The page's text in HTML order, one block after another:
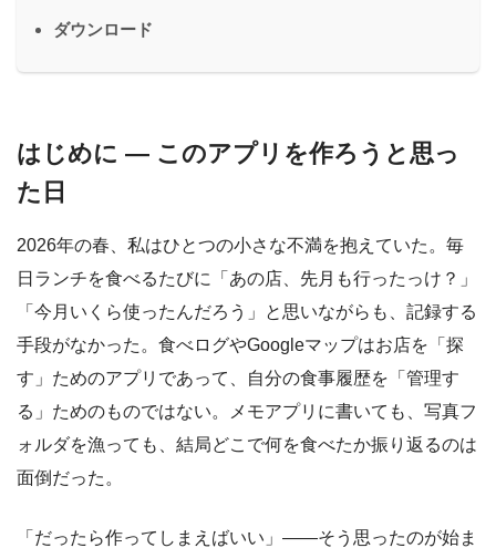
ダウンロード
はじめに — このアプリを作ろうと思っ
た日
2026年の春、私はひとつの小さな不満を抱えていた。毎
日ランチを食べるたびに「あの店、先月も行ったっけ？」
「今月いくら使ったんだろう」と思いながらも、記録する
手段がなかった。食べログやGoogleマップはお店を「探
す」ためのアプリであって、自分の食事履歴を「管理す
る」ためのものではない。メモアプリに書いても、写真フ
ォルダを漁っても、結局どこで何を食べたか振り返るのは
面倒だった。
「だったら作ってしまえばいい」——そう思ったのが始ま